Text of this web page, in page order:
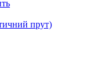
прут)